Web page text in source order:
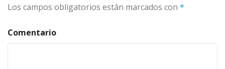
Los campos obligatorios están marcados con *
Comentario